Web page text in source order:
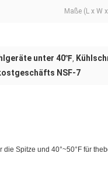
Maße (L x W
unter 40℉,
NSF-7
Spitze und 40°~50°F für